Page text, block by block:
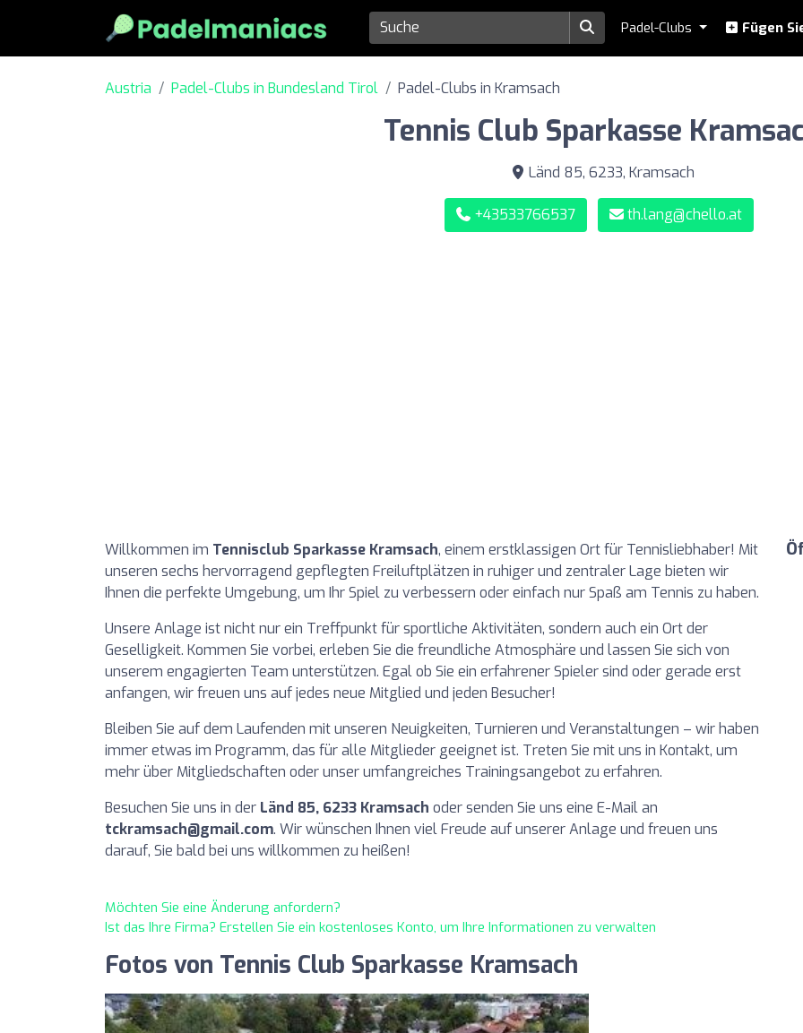
Padel-Clubs Fügen
Austria Padel-Clubs in Bundesland Tirol Padel-Clubs in Kramsach
Tennis Club Sparkasse
Länd 85, 6233, Kramsach
+43533766537 th.lang@chello.at
Willkommen im Tennisclub Sparkasse Kramsach, einem erstklassigen Ort für Tennisliebhaber! Mit
unseren sechs hervorragend gepflegten Freiluftplätzen in ruhiger und zentraler Lage bieten wir
Ihnen die perfekte Umgebung, um Ihr Spiel zu verbessern oder einfach nur Spaß am Tennis zu haben.
Unsere Anlage ist nicht nur ein Treffpunkt für sportliche Aktivitäten, sondern auch ein Ort der
Geselligkeit. Kommen Sie vorbei, erleben Sie die freundliche Atmosphäre und lassen Sie sich von
unserem engagierten Team unterstützen. Egal ob Sie ein erfahrener Spieler sind oder gerade erst
anfangen, wir freuen uns auf jedes neue Mitglied und jeden Besucher!
Bleiben Sie auf dem Laufenden mit unseren Neuigkeiten, Turnieren und Veranstaltungen – wir haben
immer etwas im Programm, das für alle Mitglieder geeignet ist. Treten Sie mit uns in Kontakt, um
mehr über Mitgliedschaften oder unser umfangreiches Trainingsangebot zu erfahren.
Besuchen Sie uns in der Länd 85, 6233 Kramsach oder senden Sie uns eine E-Mail an
tckramsach@gmail.com. Wir wünschen Ihnen viel Freude auf unserer Anlage und freuen uns
darauf, Sie bald bei uns willkommen zu heißen!
Möchten Sie eine Änderung anfordern?
Ist das Ihre Firma? Erstellen Sie ein kostenloses Konto, um Ihre Informationen zu verwalten
Fotos von Tennis Club Sparkasse Kramsach